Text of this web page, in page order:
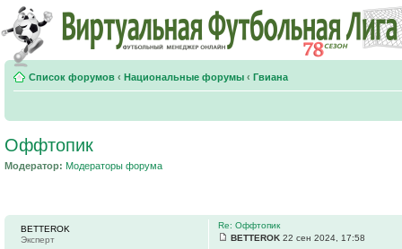
Список форумов ‹ Национальные форумы ‹ Гвиана
Оффтопик
Модератор: Модераторы форума
Re: Оффтопик
BETTEROK 22 сен 2024, 17:58
BETTEROK
Эксперт